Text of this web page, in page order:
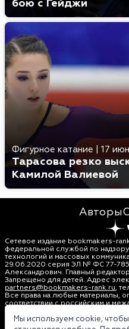
Мы используем cookie,
бою с Гейджи
Фигурное катание 17
Тарасова резко
Камилой Валиевой
Авторы
Сетевое издание bookmakers-
федеральной службой по
технологий и массовых
29.06.2020 серия ЭЛ № ФС 77-
Александрович. Главный
Запрещено для детей. Адрес
partners@bookmakers-rank.ru,
Все права на любые материалы,
соответствии с российским и
фото, аудио и видеоматериалов
правообладателя (bookmakers-